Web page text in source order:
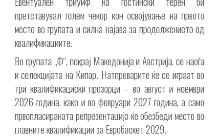
претставувал голем чекор кон освојување на првото
место во групата и силна најава за продолжението од
квалификациите.
Во групата „Ф“, покрај Македонија и Австрија, се наоѓа
и селекцијата на Кипар. Натпреварите ќе се играат во
три квалификациски прозорци – во август и ноември
2026 година, како и во февруари 2027 година, а само
првопласираната репрезентација ќе обезбеди место во
главните квалификации за Евробаскет 2029.